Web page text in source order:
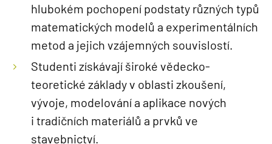
hlubokém pochopení podstaty různých typů
matematických modelů a experimentálních
metod a jejich vzájemných souvislostí.
Studenti získávají široké vědecko-
teoretické základy v oblasti zkoušení,
vývoje, modelování a aplikace nových
i tradičních materiálů a prvků ve
stavebnictví.